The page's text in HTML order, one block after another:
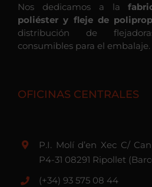
Nos dedicamos a la
poliéster y fleje de
distribución de
consumibles para el embalaje.
OFICINAS CENTRALES
P.I. Molí d’en Xec C/
P4-31 08291 Ripollet
(+34) 93 575 08 44